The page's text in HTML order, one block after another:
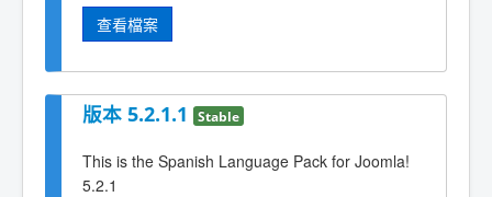
查看檔案
版本 5.2.1.1 Stable
This is the Spanish Language Pack for Joomla!
5.2.1